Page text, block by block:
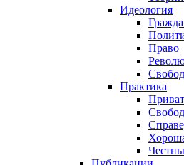
Идеология
Право
Практика